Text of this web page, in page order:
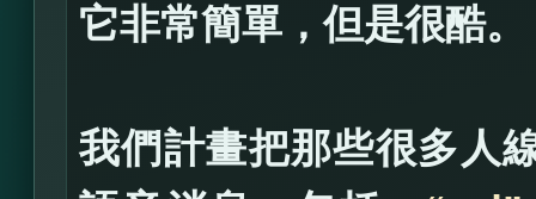
它非常簡單，但是很酷。
我們計畫把那些很多人